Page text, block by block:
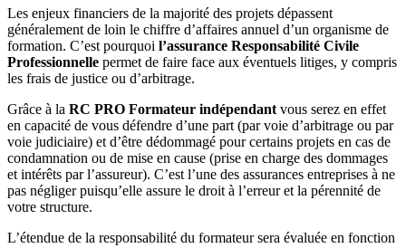
Les enjeux financiers de la majorité des projets dépassent
généralement de loin le chiffre d’affaires annuel d’un organisme de
formation. C’est pourquoi l’assurance Responsabilité Civile
Professionnelle permet de faire face aux éventuels litiges, y compris
les frais de justice ou d’arbitrage.
Grâce à la RC PRO Formateur indépendant vous serez en effet
en capacité de vous défendre d’une part (par voie d’arbitrage ou par
voie judiciaire) et d’être dédommagé pour certains projets en cas de
condamnation ou de mise en cause (prise en charge des dommages
et intérêts par l’assureur). C’est l’une des assurances entreprises à ne
pas négliger puisqu’elle assure le droit à l’erreur et la pérennité de
votre structure.
L’étendue de la responsabilité du formateur sera évaluée en fonction